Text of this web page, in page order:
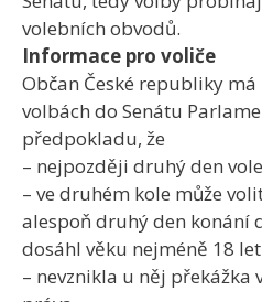
volebních obvodů.
Informace pro voliče
Občan České republiky
volbách do Senátu
předpokladu, že
– nejpozději druhý den
– ve druhém kole může
alespoň druhý den konání
dosáhl věku nejméně 18 let
– nevznikla u něj překážka